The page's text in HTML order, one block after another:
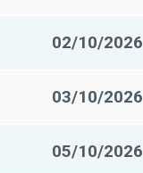
02/10/2026
03/10/2026
05/10/2026